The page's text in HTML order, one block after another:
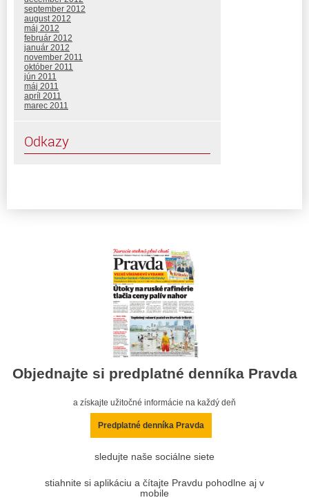
september 2012
august 2012
máj 2012
február 2012
január 2012
november 2011
október 2011
jún 2011
máj 2011
apríl 2011
marec 2011
Odkazy
Objednajte si predplatné denníka Pravda
a získajte užitočné informácie na každý deň
Predplatné denníka Pravda
sledujte naše sociálne siete
stiahnite si aplikáciu a čítajte Pravdu pohodlne aj v
mobile